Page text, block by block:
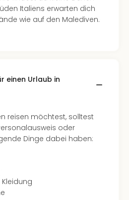
Italiens erwarten dich
wie auf den Malediven.
einen Urlaub in
reisen möchtest, solltest
oder
Dinge dabei haben: